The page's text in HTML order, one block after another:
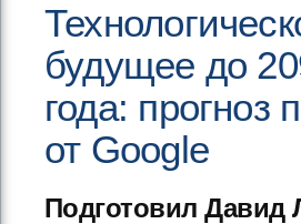
будущее до
года: прогноз
от Google
Подготовил Давид